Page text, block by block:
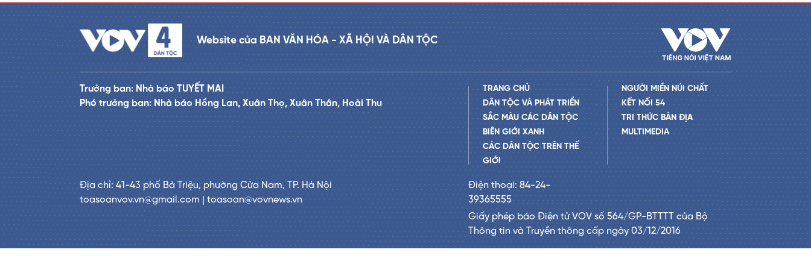
Website của BAN VĂN HÓA - XÃ HỘI VÀ DÂN TỘC
Trưởng ban: Nhà báo TUYẾT MAI
Phó trưởng ban: Nhà báo Hồng Lan, Xuân Thọ, Xuân Thân, Hoài Thu
TRANG CHỦ
DÂN TỘC VÀ PHÁT TRIỂN
SẮC MÀU CÁC DÂN TỘC
BIÊN GIỚI XANH
CÁC DÂN TỘC TRÊN THẾ
GIỚI
NGƯỜI MIỀN NÚI CHẤT
KẾT NỐI 54
TRI THỨC BẢN ĐỊA
MULTIMEDIA
Địa chỉ: 41-43 phố Bà Triệu, phường Cửa Nam, TP. Hà Nội
toasoanvov.vn@gmail.com | toasoan@vovnews.vn
Điện thoại: 84-24-
39365555
Giấy phép báo Điện tử VOV số 564/GP-BTTTT của Bộ
Thông tin và Truyền thông cấp ngày 03/12/2016